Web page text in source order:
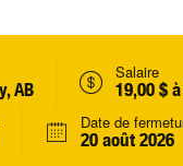
AB
Salaire
19,00 $
Date de
20 août 2026